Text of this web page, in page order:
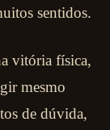
sentidos.
vitória física,
mesmo
de dúvida,